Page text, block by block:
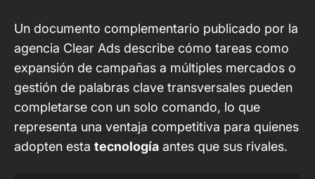
Un documento complementario publicado por la
agencia Clear Ads describe cómo tareas como
expansión de campañas a múltiples mercados o
gestión de palabras clave transversales pueden
completarse con un solo comando, lo que
representa una ventaja competitiva para quienes
adopten esta tecnología antes que sus rivales.